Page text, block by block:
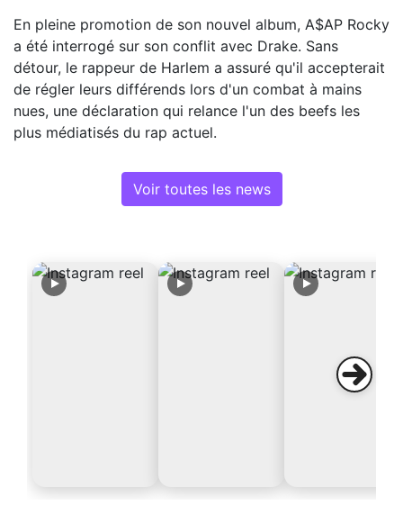
En pleine promotion de son nouvel album, A$AP Rocky
a été interrogé sur son conflit avec Drake. Sans
détour, le rappeur de Harlem a assuré qu'il accepterait
de régler leurs différends lors d'un combat à mains
nues, une déclaration qui relance l'un des beefs les
plus médiatisés du rap actuel.
Voir toutes les news